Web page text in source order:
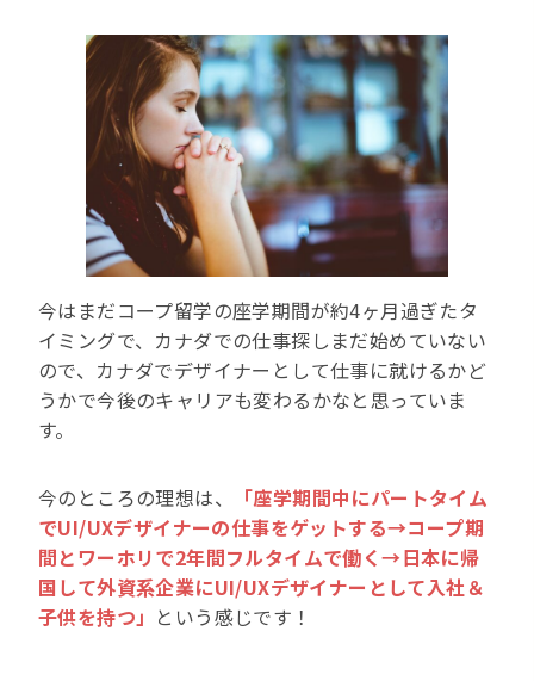
今はまだコープ留学の座学期間が約4ヶ月過ぎたタ
イミングで、カナダでの仕事探しまだ始めていない
ので、カナダでデザイナーとして仕事に就けるかど
うかで今後のキャリアも変わるかなと思っていま
す。
今のところの理想は、
「座学期間中にパートタイム
でUI/UXデザイナーの仕事をゲットする→コープ期
間とワーホリで2年間フルタイムで働く→日本に帰
国して外資系企業にUI/UXデザイナーとして入社＆
子供を持つ」 という感じです！